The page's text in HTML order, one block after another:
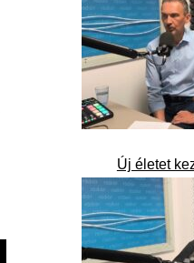
Új életet